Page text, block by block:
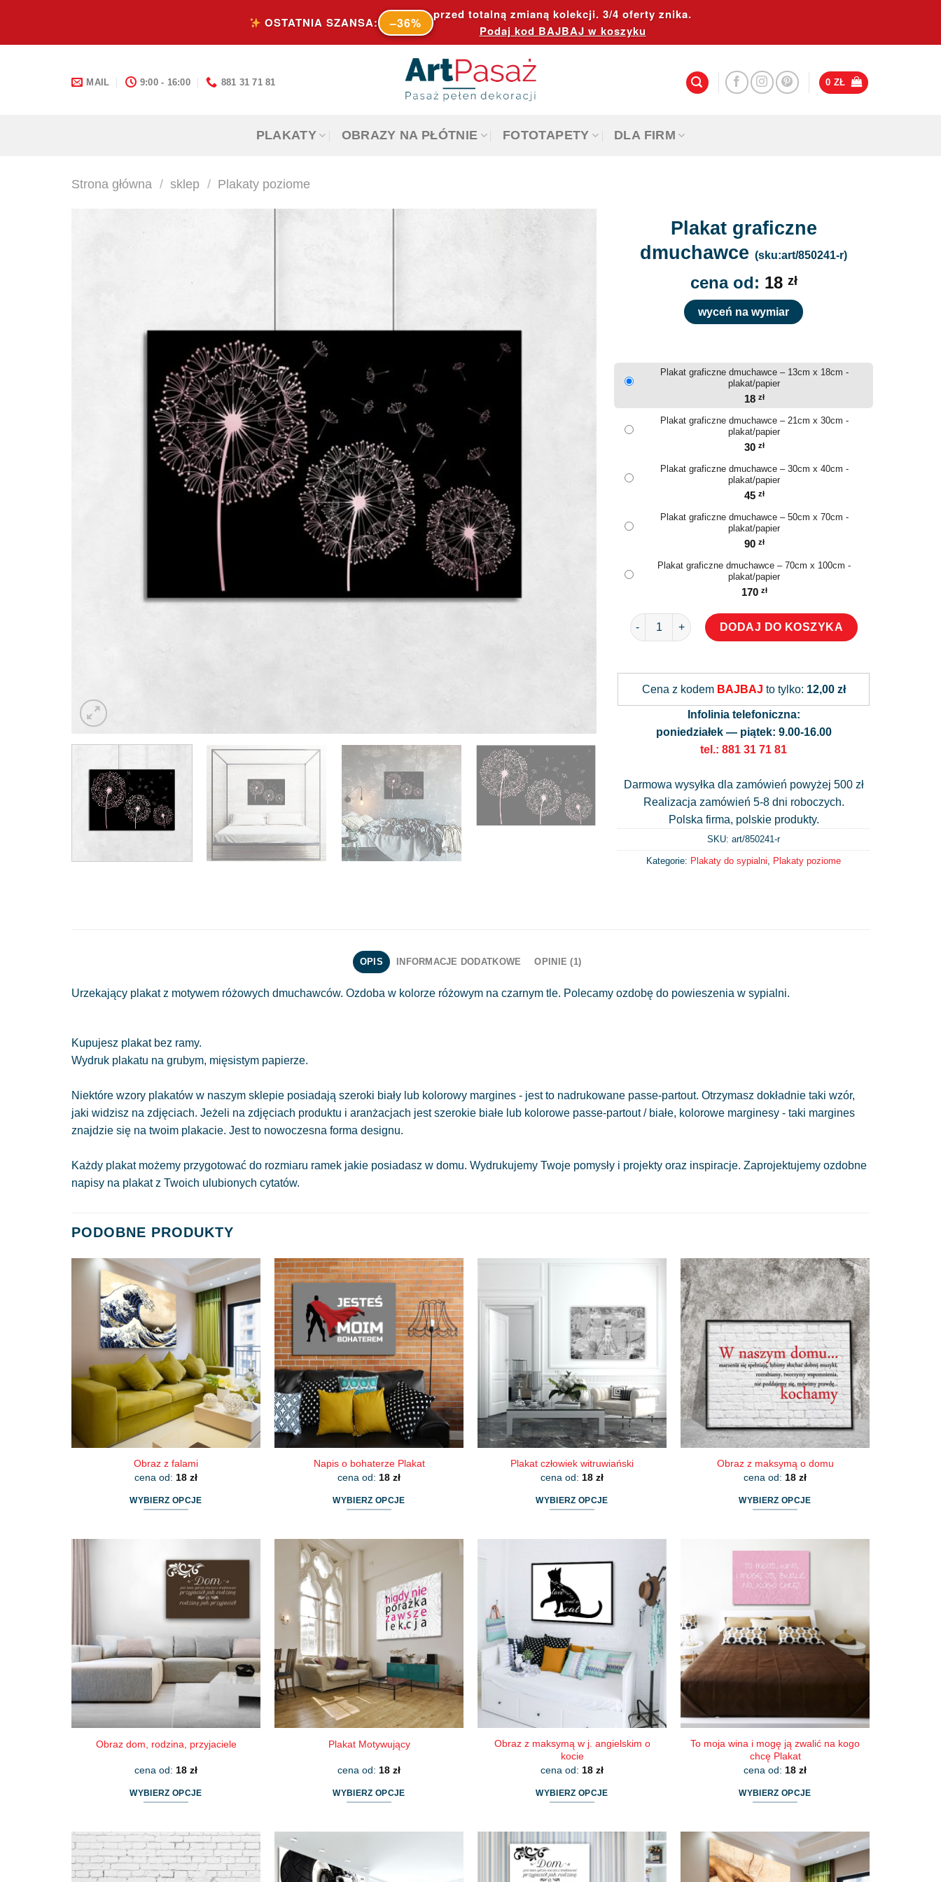
content
OSTATNIA SZANSA: –36%
przed totalną zmianą kolekcji. 3/4 oferty znika.
Podaj kod BAJBAJ w koszyku
MAIL 9:00 - 16:00 881 31 71 81 0 ZŁ
PLAKATY OBRAZY NA PŁÓTNIE FOTOTAPETY DLA FIRM
Strona główna / sklep / Plakaty poziome
Plakat graficzne
dmuchawce (sku:art/850241-r)
cena od: 18 zł
wyceń na wymiar
Plakat graficzne dmuchawce – 13cm x 18cm -
plakat/papier
18 zł
Plakat graficzne dmuchawce – 21cm x 30cm -
plakat/papier
30 zł
Plakat graficzne dmuchawce – 30cm x 40cm -
plakat/papier
45 zł
Plakat graficzne dmuchawce – 50cm x 70cm -
plakat/papier
90 zł
Plakat graficzne dmuchawce – 70cm x 100cm -
plakat/papier
170 zł
ilość Plakat graficzne dmuchawce
DODAJ DO KOSZYKA
Cena z kodem BAJBAJ to tylko: 12,00 zł
Infolinia telefoniczna:
poniedziałek — piątek: 9.00-16.00
tel.: 881 31 71 81
Darmowa wysyłka dla zamówień powyżej 500 zł
Realizacja zamówień 5-8 dni roboczych.
Polska firma, polskie produkty.
SKU: art/850241-r
Kategorie: Plakaty do sypialni Plakaty poziome
OPIS INFORMACJE DODATKOWE OPINIE (1)
Urzekający plakat z motywem różowych dmuchawców. Ozdoba w kolorze różowym na czarnym tle. Polecamy ozdobę do powieszenia w sypialni.
Kupujesz plakat bez ramy.
Wydruk plakatu na grubym, mięsistym papierze.
Niektóre wzory plakatów w naszym sklepie posiadają szeroki biały lub kolorowy margines - jest to nadrukowane passe-partout. Otrzymasz dokładnie taki wzór,
jaki widzisz na zdjęciach. Jeżeli na zdjęciach produktu i aranżacjach jest szerokie białe lub kolorowe passe-partout / białe, kolorowe marginesy - taki margines
znajdzie się na twoim plakacie. Jest to nowoczesna forma designu.
Każdy plakat możemy przygotować do rozmiaru ramek jakie posiadasz w domu. Wydrukujemy Twoje pomysły i projekty oraz inspiracje. Zaprojektujemy ozdobne
napisy na plakat z Twoich ulubionych cytatów.
PODOBNE PRODUKTY
Obraz z falami
cena od: 18 zł
WYBIERZ OPCJE
wiele
wariantów.
Opcje
na
stronie
produktu
Napis o bohaterze Plakat
cena od: 18 zł
WYBIERZ OPCJE
wiele
wariantów.
Opcje
można
wybrać
stronie
produktu
Plakat człowiek witruwiański
cena od: 18 zł
WYBIERZ OPCJE
wiele
Opcje
można
wybrać
na
stronie
produktu
Obraz z maksymą o domu
cena od: 18 zł
WYBIERZ OPCJE
ma
wiele
wariantów.
można
wybrać
na
stronie
produktu
Obraz dom, rodzina, przyjaciele
cena od: 18 zł
WYBIERZ OPCJE
ma
wiele
wariantów.
Plakat Motywujący
cena od: 18 zł
WYBIERZ OPCJE
wariantów.
Obraz z maksymą w j. angielskim o
kocie
cena od: 18 zł
WYBIERZ OPCJE
ma
wariantów.
To moja wina i mogę ją zwalić na kogo
chcę Plakat
cena od: 18 zł
WYBIERZ OPCJE
wiele
wariantów.